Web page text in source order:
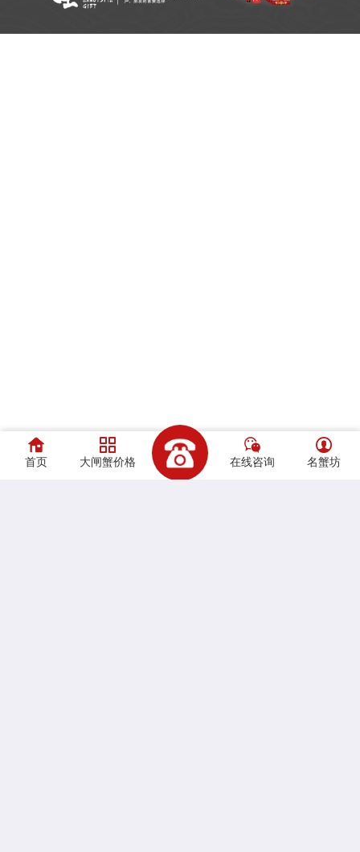
首页 大闸蟹价格 在线咨询 名蟹坊